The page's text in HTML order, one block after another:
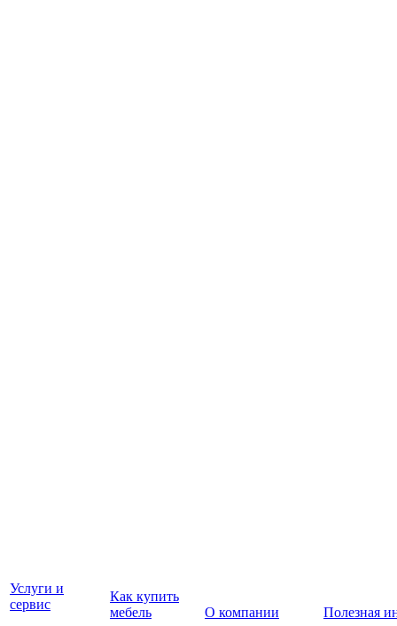
Услуги и
сервис
Как купить
мебель
О компании
Полезная